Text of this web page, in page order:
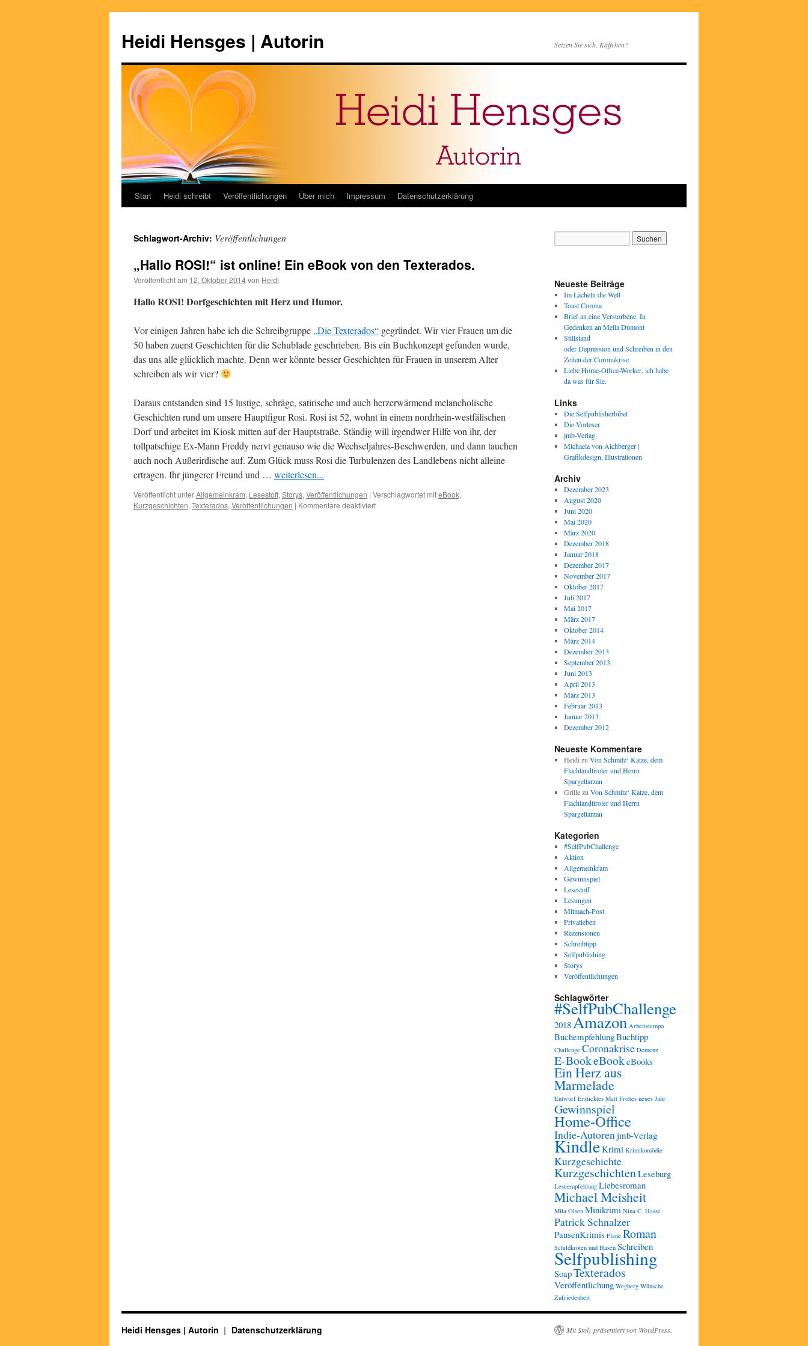
springen
Heidi Hensges | Autorin Setzen Sie sich. Käffchen?
Start Heidi schreibt Veröffentlichungen Über mich Impressum Datenschutzerklärung
Schlagwort-Archiv: Veröffentlichungen
„Hallo ROSI!“ ist online! Ein eBook von den Texterados.
Veröffentlicht am 12. Oktober 2014von Heidi
Hallo ROSI! Dorfgeschichten mit Herz und Humor.
Vor einigen Jahren habe ich die Schreibgruppe „Die Texterados“ gegründet. Wir vier Frauen um die
50 haben zuerst Geschichten für die Schublade geschrieben. Bis ein Buchkonzept gefunden wurde,
das uns alle glücklich machte. Denn wer könnte besser Geschichten für Frauen in unserem Alter
schreiben als wir vier?
Daraus entstanden sind 15 lustige, schräge, satirische und auch herzerwärmend melancholische
Geschichten rund um unsere Hauptfigur Rosi. Rosi ist 52, wohnt in einem nordrhein-westfälischen
Dorf und arbeitet im Kiosk mitten auf der Hauptstraße. Ständig will irgendwer Hilfe von ihr, der
tollpatschige Ex-Mann Freddy nervt genauso wie die Wechseljahres-Beschwerden, und dann tauchen
auch noch Außerirdische auf. Zum Glück muss Rosi die Turbulenzen des Landlebens nicht alleine
ertragen. Ihr jüngerer Freund und … weiterlesen...
Veröffentlicht unterAllgemeinkram, Lesestoff, Storys, Veröffentlichungen | Verschlagwortet miteBook,
Kurzgeschichten, Texterados, Veröffentlichungen | Kommentare deaktiviertfür
Neueste Beiträge
Im Lächeln die Welt
Toast Corona
Brief an eine Verstorbene. In
Gedenken an Mella Dumont
Stillstand
oder Depression und Schreiben in den
Zeiten der Coronakrise
Liebe Home-Office-Worker, ich habe
da was für Sie.
Links
Die Selfpublisherbibel
Die Vorleser
jmb-Verlag
Michaela von Aichberger |
Grafikdesign, Illustrationen
Archiv
Dezember 2023
August 2020
Juni 2020
Mai 2020
März 2020
Dezember 2018
Januar 2018
Dezember 2017
November 2017
Oktober 2017
Juli 2017
Mai 2017
März 2017
Oktober 2014
März 2014
Dezember 2013
September 2013
Juni 2013
April 2013
März 2013
Februar 2013
Januar 2013
Dezember 2012
Neueste Kommentare
Heidi zu Von Schmitz‘ Katze, dem
Flachlandtiroler und Herrn
Spargeltarzan
Grillezu Von Schmitz‘ Katze, dem
Flachlandtiroler und Herrn
Spargeltarzan
Kategorien
#SelfPubChallenge
Aktion
Allgemeinkram
Gewinnspiel
Lesestoff
Lesungen
Mitmach-Post
Privatleben
Rezensionen
Schreibtipp
Selfpublishing
Storys
Veröffentlichungen
Schlagwörter
#SelfPubChallenge
2018Amazon Arbeitstempo
BuchempfehlungBuchtipp
Challenge Coronakrise Demenz
E-BookeBookeBooks
Ein Herz aus
Marmelade
Entwurf Ersticktes Matt Frohes neues Jahr
Gewinnspiel
Home-Office
Indie-Autorenjmb-Verlag
KindleKrimi Krimikomödie
Kurzgeschichte
KurzgeschichtenLeseburg
Leseempfehlung Liebesroman
Michael Meisheit
Mila Olsen Minikrimi Nina C. Hasse
Patrick Schnalzer
PausenKrimis Pläne Roman
Schildkröten und Hasen Schreiben
Selfpublishing
SoapTexterados
Veröffentlichung Wegberg Wünsche
Zufriedenheit
Heidi Hensges | Autorin Datenschutzerklärung Mit Stolz präsentiert von WordPress.